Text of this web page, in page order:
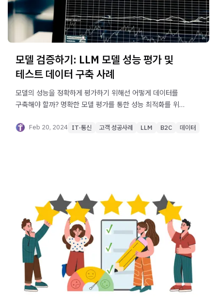
모델 검증하기: LLM 모델 성능 평가 및
테스트 데이터 구축 사례
모델의 성능을 정확하게 평가하기 위해선 어떻게 데이터를
구축해야 할까? 명확한 모델 평가를 통한 성능 최적화를 위해
알아보세요.
Feb 20, 2024 IT·통신 고객 성공사례 LLM B2C 데이터